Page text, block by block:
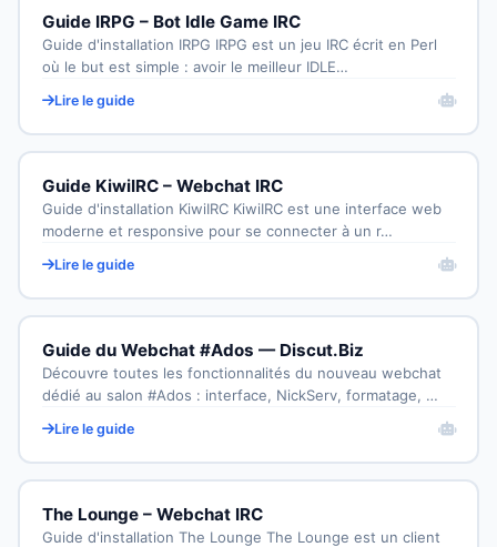
Guide IRPG – Bot Idle Game IRC
Guide d'installation IRPG IRPG est un jeu IRC écrit en Perl
où le but est simple : avoir le meilleur IDLE…
Lire le guide
Guide KiwiIRC – Webchat IRC
Guide d'installation KiwiIRC KiwiIRC est une interface web
moderne et responsive pour se connecter à un r…
Lire le guide
Guide du Webchat #Ados — Discut.Biz
Découvre toutes les fonctionnalités du nouveau webchat
dédié au salon #Ados : interface, NickServ, formatage, …
Lire le guide
The Lounge – Webchat IRC
Guide d'installation The Lounge The Lounge est un client